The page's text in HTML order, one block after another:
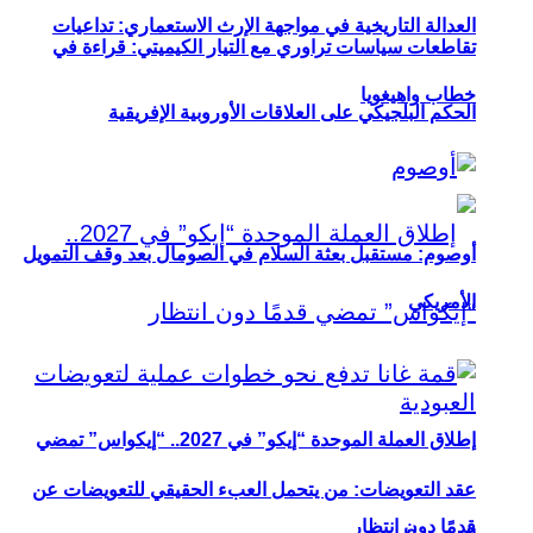
العدالة التاريخية في مواجهة الإرث الاستعماري: تداعيات
الحكم البلجيكي على العلاقات الأوروبية الإفريقية
إطلاق العملة الموحدة “إيكو” في 2027.. “إيكواس” تمضي
قدمًا دون انتظار
تقاطعات سياسات تراوري مع التيار الكيميتي: قراءة في
خطاب واهيغويا
أوصوم: مستقبل بعثة السلام في الصومال بعد وقف التمويل
الأمريكي
عقد التعويضات: من يتحمل العبء الحقيقي للتعويضات عن